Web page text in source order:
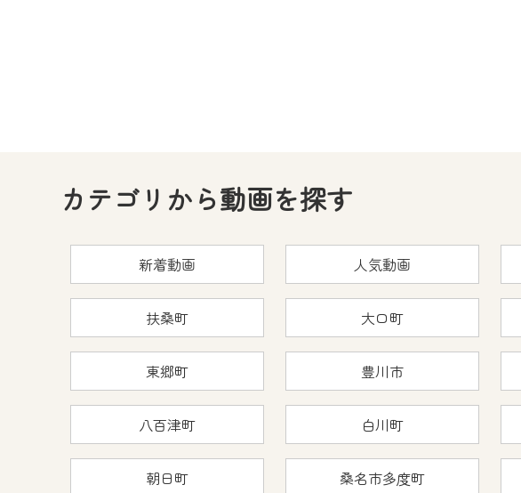
カテゴリから動画を探す
新着動画 人気動画
扶桑町 大口町
東郷町 豊川市
八百津町 白川町
朝日町 桑名市多度町